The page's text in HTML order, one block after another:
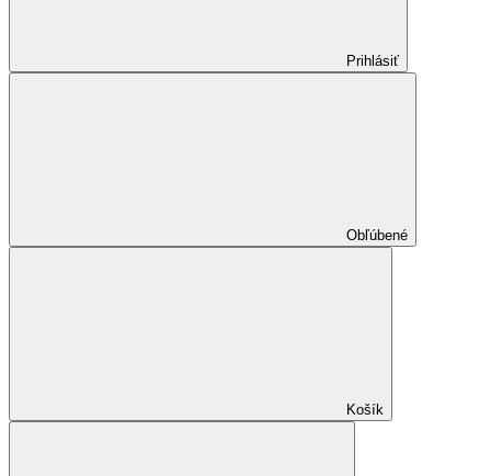
Prihlásiť
Obľúbené
Košík